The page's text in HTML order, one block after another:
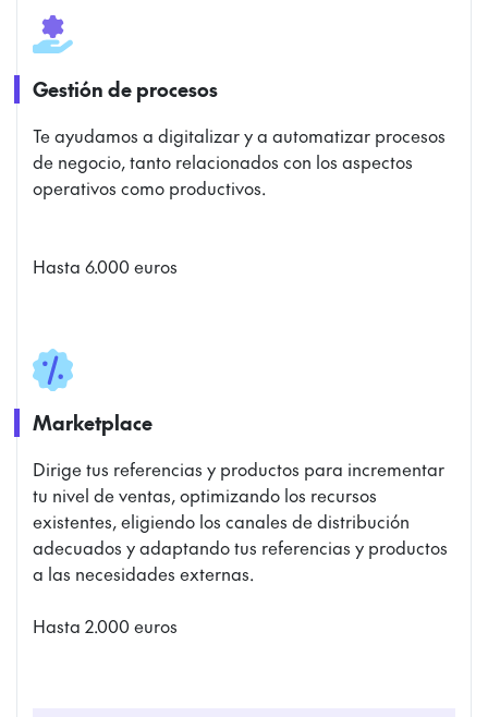
Gestión de procesos
Te ayudamos a digitalizar y a automatizar procesos
de negocio, tanto relacionados con los aspectos
operativos como productivos.
Hasta 6.000 euros
Marketplace
Dirige tus referencias y productos para incrementar
tu nivel de ventas, optimizando los recursos
existentes, eligiendo los canales de distribución
adecuados y adaptando tus referencias y productos
a las necesidades externas.
Hasta 2.000 euros